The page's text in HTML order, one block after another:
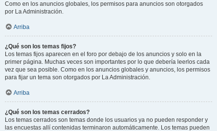
Como en los anuncios globales, los permisos para anuncios son otorgados
por La Administración.
Arriba
¿Qué son los temas fijos?
Los temas fijos aparecen en el foro por debajo de los anuncios y solo en la
primer página. Muchas veces son importantes por lo que debería leerlos cada
vez que sea posible. Como en los anuncios globales y anuncios, los permisos
para fijar un tema son otorgados por La Administración.
Arriba
¿Qué son los temas cerrados?
Los temas cerrados son temas donde los usuarios ya no pueden responder y
las encuestas allí contenidas terminaron automáticamente. Los temas pueden